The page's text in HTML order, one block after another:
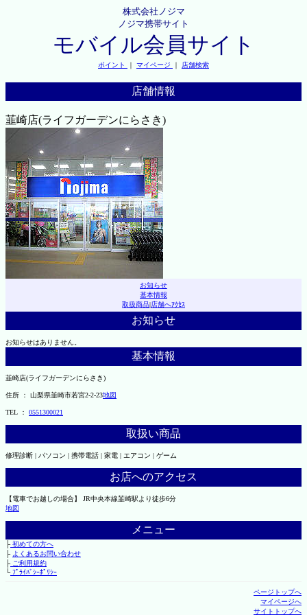
株式会社ノジマ
ノジマ携帯サイト
モバイル会員サイト
ポイント ｜ マイページ ｜ 店舗検索
店舗情報
韮崎店(ライフガーデンにらさき)
お知らせ
基本情報
取扱商品|店舗へｱｸｾｽ
お知らせ
お知らせはありません。
基本情報
韮崎店(ライフガーデンにらさき)
住所 ： 山梨県韮崎市若宮2-2-23地図
TEL ： 0551300021
取扱い商品
修理診断 | パソコン | 携帯電話 | 家電 | エアコン | ゲーム
お店へのアクセス
【電車でお越しの場合】 JR中央本線韮崎駅より徒歩6分
地図
メニュー
├初めての方へ
├ よくあるお問い合わせ
├ご利用規約
└ﾌﾟﾗｲﾊﾞｼｰﾎﾟﾘｼｰ
ページトップへ
マイページへ
サイトトップへ